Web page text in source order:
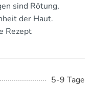
sind Rötung,
der Haut.
Rezept
5-9 Tage